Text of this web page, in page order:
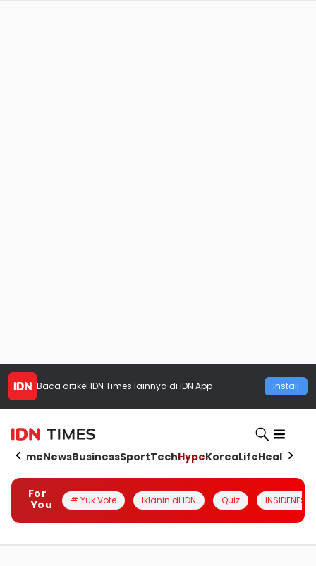
Baca artikel IDN Times lainnya di IDN App Install
HomeNewsBusinessSportTechHypeKoreaLifeHealth
For
You
# Yuk Vote Iklanin di IDN Quiz INSIDENESIA